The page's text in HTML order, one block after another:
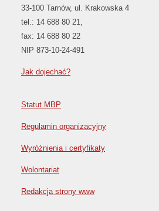
33-100 Tarnów, ul. Krakowska 4
tel.: 14 688 80 21,
fax: 14 688 80 22
NIP 873-10-24-491
Jak dojechać?
Statut MBP
Regulamin organizacyjny
Wyróżnienia i certyfikaty
Wolontariat
Redakcja strony www